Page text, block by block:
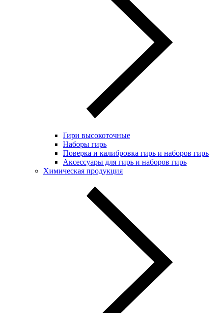
Гири высокоточные
Наборы гирь
Поверка и калибровка гирь и наборов гирь
Аксессуары для гирь и наборов гирь
Химическая продукция